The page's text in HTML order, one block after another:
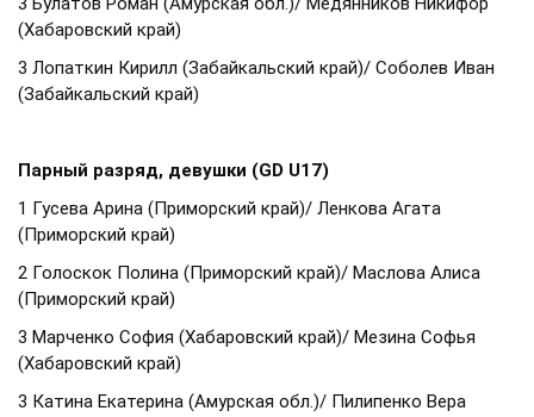
(Хабаровский край)
3 Лопаткин Кирилл (Забайкальский край)/ Соболев Иван
(Забайкальский край)
Парный разряд, девушки (GD U17)
1 Гусева Арина (Приморский край)/ Ленкова Агата
(Приморский край)
2 Голоскок Полина (Приморский край)/ Маслова Алиса
(Приморский край)
3 Марченко София (Хабаровский край)/ Мезина Софья
(Хабаровский край)
3 Катина Екатерина (Амурская обл.)/ Пилипенко Вера